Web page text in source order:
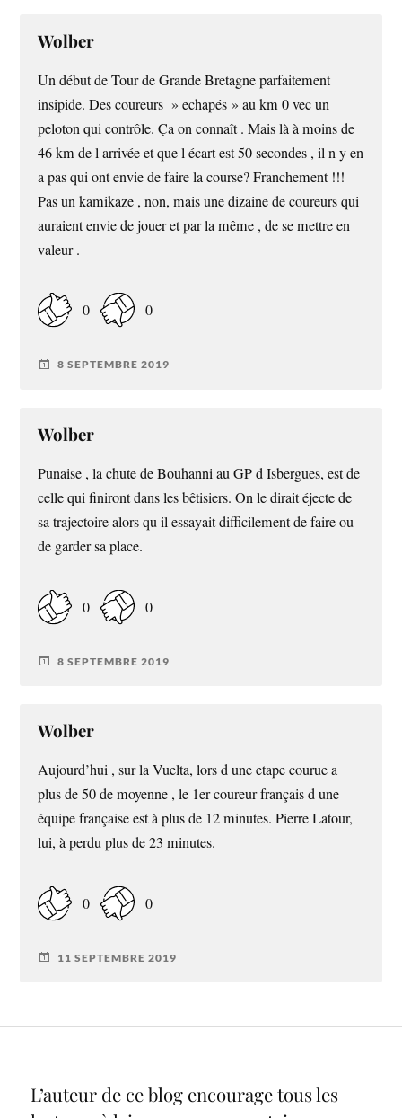
Wolber
Un début de Tour de Grande Bretagne parfaitement
insipide. Des coureurs » echapés » au km 0 vec un
peloton qui contrôle. Ça on connaît . Mais là à moins de
46 km de l arrivée et que l écart est 50 secondes , il n y en
a pas qui ont envie de faire la course? Franchement !!!
Pas un kamikaze , non, mais une dizaine de coureurs qui
auraient envie de jouer et par la même , de se mettre en
valeur .
0 0
8 SEPTEMBRE 2019
Wolber
Punaise , la chute de Bouhanni au GP d Isbergues, est de
celle qui finiront dans les bêtisiers. On le dirait éjecte de
sa trajectoire alors qu il essayait difficilement de faire ou
de garder sa place.
0 0
8 SEPTEMBRE 2019
Wolber
Aujourd’hui , sur la Vuelta, lors d une etape courue a
plus de 50 de moyenne , le 1er coureur français d une
équipe française est à plus de 12 minutes. Pierre Latour,
lui, à perdu plus de 23 minutes.
0 0
11 SEPTEMBRE 2019
L’auteur de ce blog encourage tous les